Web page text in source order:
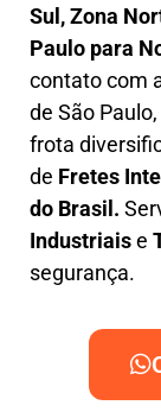
Sul, Zona
Paulo para
contato com
de São
frota
de Fretes
do Brasil.
Industriaise
segurança.